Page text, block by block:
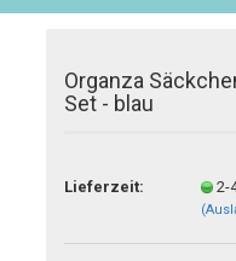
Organza
Set - blau
Lieferzeit: 2-